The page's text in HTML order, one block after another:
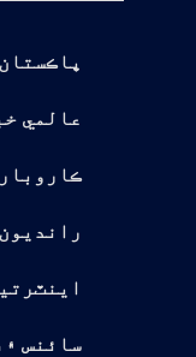
پاڪستان
عالمي
ڪاروبار
رانديون
سائنس ۽